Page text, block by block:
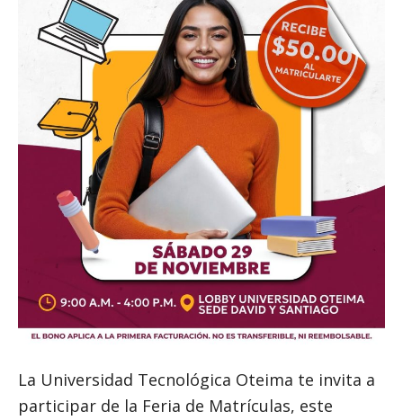
La Universidad Tecnológica Oteima te invita a
participar de la Feria de Matrículas, este